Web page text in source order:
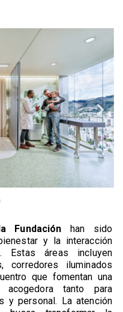
Fundación han sido
y la interacción
Estas áreas incluyen
corredores iluminados
que fomentan una
tanto para
y personal. La atención